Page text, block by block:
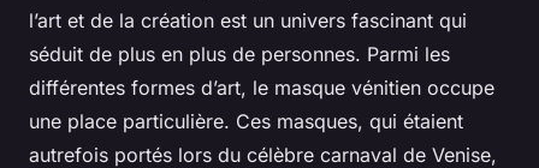
l’art et de la création est un univers fascinant qui
séduit de plus en plus de personnes. Parmi les
différentes formes d’art, le masque vénitien occupe
une place particulière. Ces masques, qui étaient
autrefois portés lors du célèbre carnaval de Venise,